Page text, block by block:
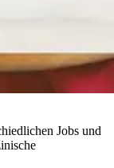
Jobs und